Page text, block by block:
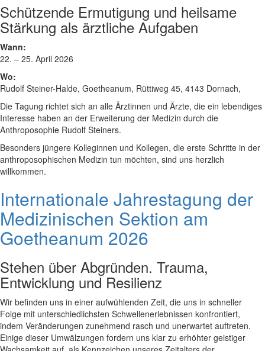
Schützende Ermutigung und heilsame
Stärkung als ärztliche Aufgaben
Wann:
22. – 25. April 2026
Wo:
Rudolf Steiner-Halde, Goetheanum, Rüttiweg 45, 4143 Dornach,
Die Tagung richtet sich an alle Ärztinnen und Ärzte, die ein lebendiges
Interesse haben an der Erweiterung der Medizin durch die
Anthroposophie Rudolf Steiners.
Besonders jüngere Kolleginnen und Kollegen, die erste Schritte in der
anthroposophischen Medizin tun möchten, sind uns herzlich
willkommen.
Internationale Jahrestagung der
Medizinischen Sektion am
Goetheanum 2026
Stehen über Abgründen. Trauma,
Entwicklung und Resilienz
Wir befinden uns in einer aufwühlenden Zeit, die uns in schneller
Folge mit unterschiedlichsten Schwellenerlebnissen konfrontiert,
indem Veränderungen zunehmend rasch und unerwartet auftreten.
Einige dieser Umwälzungen fordern uns klar zu erhöhter geistiger